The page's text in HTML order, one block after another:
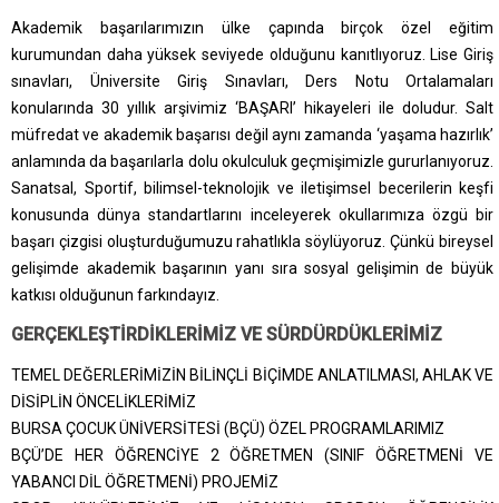
Akademik başarılarımızın ülke çapında birçok özel eğitim
kurumundan daha yüksek seviyede olduğunu kanıtlıyoruz. Lise Giriş
sınavları, Üniversite Giriş Sınavları, Ders Notu Ortalamaları
konularında 30 yıllık arşivimiz ‘BAŞARI’ hikayeleri ile doludur. Salt
müfredat ve akademik başarısı değil aynı zamanda ‘yaşama hazırlık’
anlamında da başarılarla dolu okulculuk geçmişimizle gururlanıyoruz.
Sanatsal, Sportif, bilimsel-teknolojik ve iletişimsel becerilerin keşfi
konusunda dünya standartlarını inceleyerek okullarımıza özgü bir
başarı çizgisi oluşturduğumuzu rahatlıkla söylüyoruz. Çünkü bireysel
gelişimde akademik başarının yanı sıra sosyal gelişimin de büyük
katkısı olduğunun farkındayız.
GERÇEKLEŞTİRDİKLERİMİZ VE SÜRDÜRDÜKLERİMİZ
TEMEL DEĞERLERİMİZİN BİLİNÇLİ BİÇİMDE ANLATILMASI, AHLAK VE
DİSİPLİN ÖNCELİKLERİMİZ
BURSA ÇOCUK ÜNİVERSİTESİ (BÇÜ) ÖZEL PROGRAMLARIMIZ
BÇÜ’DE HER ÖĞRENCİYE 2 ÖĞRETMEN (SINIF ÖĞRETMENİ VE
YABANCI DİL ÖĞRETMENİ) PROJEMİZ